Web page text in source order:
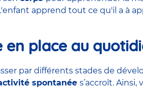
apprend tout ce qu'il a à
en place au
par différents stades de
spontanée s’accroît. Ainsi,